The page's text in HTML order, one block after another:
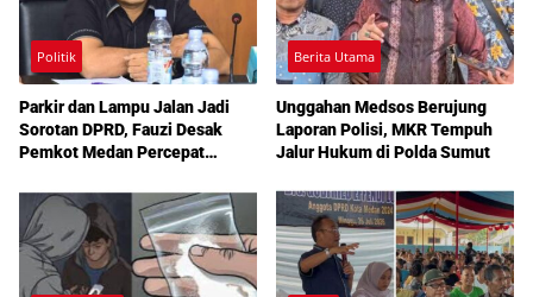
Politik
Parkir dan Lampu Jalan Jadi
Sorotan DPRD, Fauzi Desak
Pemkot Medan Percepat
Berita Utama
Unggahan Medsos Berujung
Laporan Polisi, MKR Tempuh
Jalur Hukum di Polda Sumut